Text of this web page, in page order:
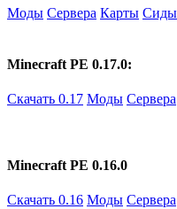
Моды Сервера Карты Сиды
Minecraft PE 0.17.0:
Скачать 0.17 Моды Сервера
Minecraft PE 0.16.0
Скачать 0.16 Моды Сервера